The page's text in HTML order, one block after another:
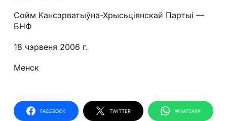
Сойм Кансэрватыўна-Хрысьціянскай Партыі —
БНФ
18 чэрвеня 2006 г.
Менск
FACEBOOK TWITTER WHATSAPP